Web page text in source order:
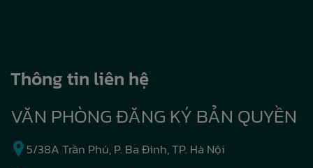
Thông tin liên hệ
VĂN PHÒNG ĐĂNG KÝ BẢN QUYỀN
5/38A Trần Phú, P. Ba Đình, TP. Hà Nội